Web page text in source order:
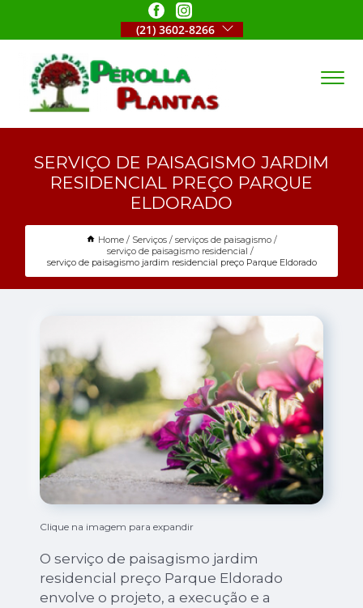
(21) 3602-8266
SERVIÇO DE PAISAGISMO JARDIM
RESIDENCIAL PREÇO PARQUE
ELDORADO
Home Serviços
serviços de paisagismo
serviço de paisagismo residencial
serviço de paisagismo jardim residencial preço Parque Eldorado
Clique na imagem para expandir
O serviço de paisagismo jardim
residencial preço Parque Eldorado
envolve o projeto, a execução e a